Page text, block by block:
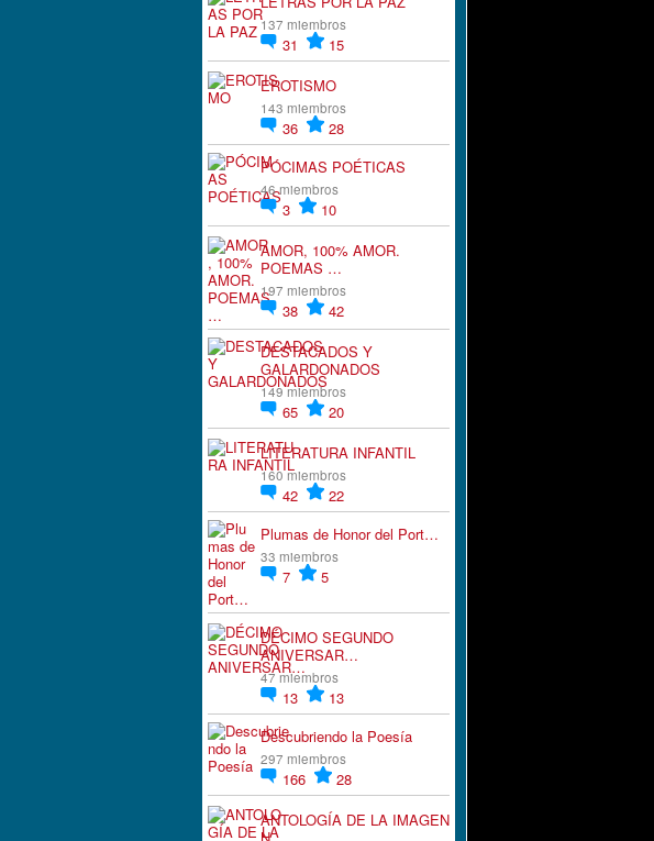
137 miembros
31
15
EROTISMO
143 miembros
36
28
PÓCIMAS POÉTICAS
46 miembros
3
10
AMOR, 100% AMOR.
POEMAS …
197 miembros
38
42
DESTACADOS Y
GALARDONADOS
149 miembros
65
20
LITERATURA INFANTIL
160 miembros
42
22
Plumas de Honor del Port…
33 miembros
7 5
DÉCIMO SEGUNDO
ANIVERSAR…
47 miembros
13
13
Descubriendo la Poesía
297 miembros
166
28
ANTOLOGÍA DE LA IMAGEN
N…